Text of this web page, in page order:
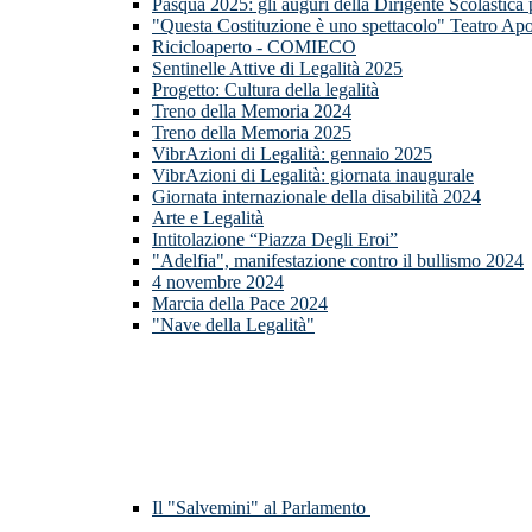
Pasqua 2025: gli auguri della Dirigente Scolastica
"Questa Costituzione è uno spettacolo" Teatro
Ricicloaperto - COMIECO
Sentinelle Attive di Legalità 2025
Progetto: Cultura della legalità
Treno della Memoria 2024
Treno della Memoria 2025
VibrAzioni di Legalità: gennaio 2025
VibrAzioni di Legalità: giornata inaugurale
Giornata internazionale della disabilità 2024
Arte e Legalità
Intitolazione “Piazza Degli Eroi”
"Adelfia", manifestazione contro il bullismo 2024
4 novembre 2024
Marcia della Pace 2024
"Nave della Legalità"
Il "Salvemini" al Parlamento